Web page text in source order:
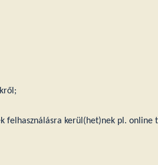
kerül(het)nek pl.